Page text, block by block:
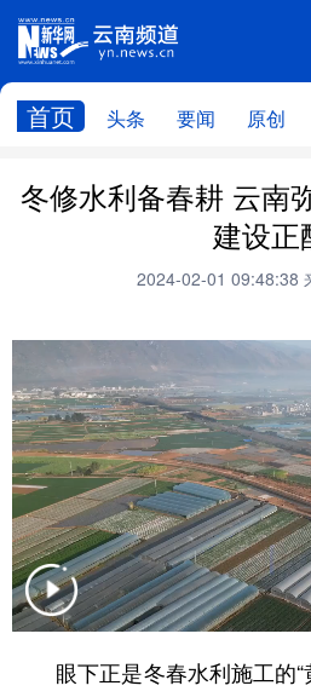
首页 头条 要闻 原创
网站地图
头条 云南要闻
政务
云南省领导报
州市
社会
经济 服务
云南青年说 趣看文物
冬修水利备春耕 云南
建设正
2024-02-01 09:48:38
眼下正是冬春水利施工的“